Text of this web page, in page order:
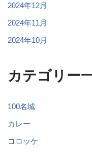
2024年12月
2024年11月
2024年10月
カテゴリー
100名城
カレー
コロッケ